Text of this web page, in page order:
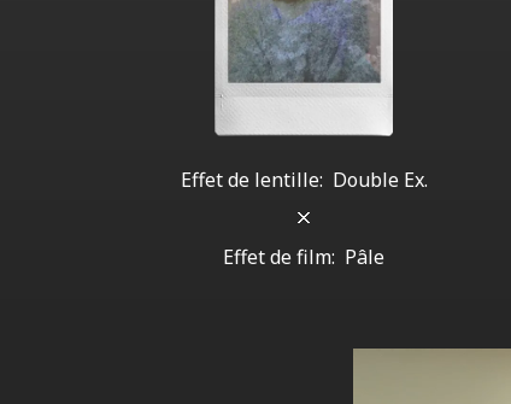
Effet de lentille: Double Ex.
Effet de film: Pâle